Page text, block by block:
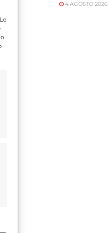
4 AGOSTO 2026